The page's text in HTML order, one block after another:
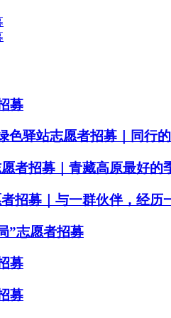
募
色驿站志愿者招募｜同行
者招募｜青藏高原最好的
招募｜与一群伙伴，经历
”志愿者招募
募
募